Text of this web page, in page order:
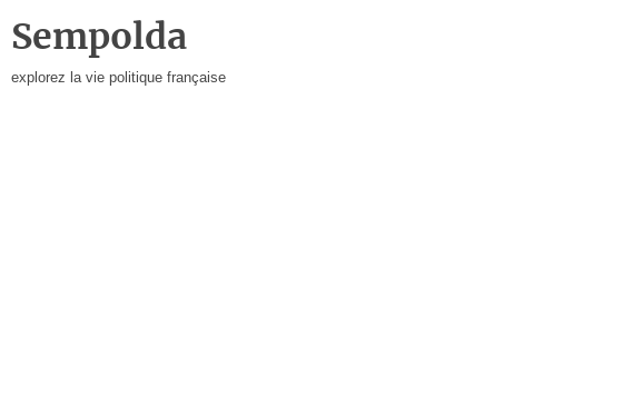
Sempolda
explorez la vie politique française